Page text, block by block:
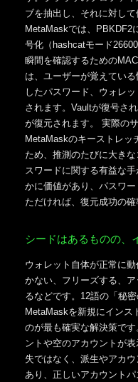
ブを抽出し、それに対し
MetaMaskでは、PBKDF2
号化（hashcatモード
瞬間を確認するための
は、ユーザーが覚えてい
したパスワード、ウォレ
されます。Vaultが復号さ
が復元されます。 実際の
MetaMaskのキーストレッ
ため、推測のたびに大き
スワードに関する有益な
かに価値があり、パスワ
ただければ、復元成功の確
シードはあるものの、
ウォレット自体が正常に
かない、フリーズする、
るなどです。12語の「秘
MetaMaskを新規にインス
のが最も確実な解決策で
ントや空のアカウントが
失ではなく、派生やアカ
あり、正しいアカウントパ